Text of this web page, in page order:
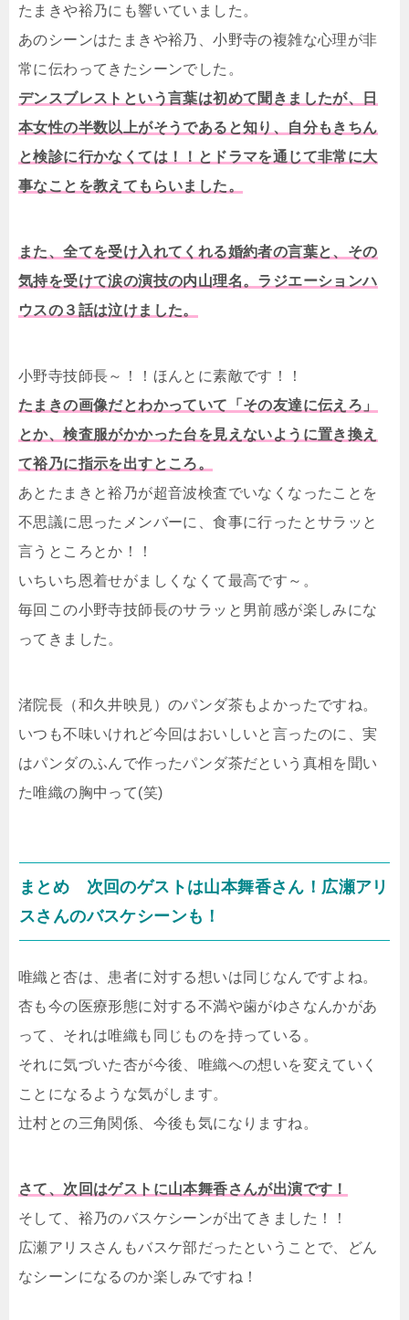
たまきや裕乃にも響いていました。
あのシーンはたまきや裕乃、小野寺の複雑な心理が非
常に伝わってきたシーンでした。
デンスブレストという言葉は初めて聞きましたが、日
本女性の半数以上がそうであると知り、自分もきちん
と検診に行かなくては！！とドラマを通じて非常に大
事なことを教えてもらいました。
また、全てを受け入れてくれる婚約者の言葉と、その
気持を受けて涙の演技の内山理名。ラジエーションハ
ウスの３話は泣けました。
小野寺技師長～！！ほんとに素敵です！！
たまきの画像だとわかっていて「その友達に伝えろ」
とか、検査服がかかった台を見えないように置き換え
て裕乃に指示を出すところ。
あとたまきと裕乃が超音波検査でいなくなったことを
不思議に思ったメンバーに、食事に行ったとサラッと
言うところとか！！
いちいち恩着せがましくなくて最高です～。
毎回この小野寺技師長のサラッと男前感が楽しみにな
ってきました。
渚院長（和久井映見）のパンダ茶もよかったですね。
いつも不味いけれど今回はおいしいと言ったのに、実
はパンダのふんで作ったパンダ茶だという真相を聞い
た唯織の胸中って(笑)
まとめ 次回のゲストは山本舞香さん！広瀬アリ
スさんのバスケシーンも！
唯織と杏は、患者に対する想いは同じなんですよね。
杏も今の医療形態に対する不満や歯がゆさなんかがあ
って、それは唯織も同じものを持っている。
それに気づいた杏が今後、唯織への想いを変えていく
ことになるような気がします。
辻村との三角関係、今後も気になりますね。
さて、次回はゲストに山本舞香さんが出演です！
そして、裕乃のバスケシーンが出てきました！！
広瀬アリスさんもバスケ部だったということで、どん
なシーンになるのか楽しみですね！